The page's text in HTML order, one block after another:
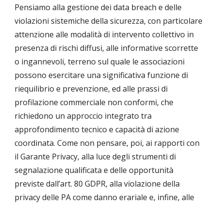
Pensiamo alla gestione dei data breach e delle
violazioni sistemiche della sicurezza, con particolare
attenzione alle modalità di intervento collettivo in
presenza di rischi diffusi, alle informative scorrette
o ingannevoli, terreno sul quale le associazioni
possono esercitare una significativa funzione di
riequilibrio e prevenzione, ed alle prassi di
profilazione commerciale non conformi, che
richiedono un approccio integrato tra
approfondimento tecnico e capacità di azione
coordinata. Come non pensare, poi, ai rapporti con
il Garante Privacy, alla luce degli strumenti di
segnalazione qualificata e delle opportunità
previste dall’art. 80 GDPR, alla violazione della
privacy delle PA come danno erariale e, infine, alle